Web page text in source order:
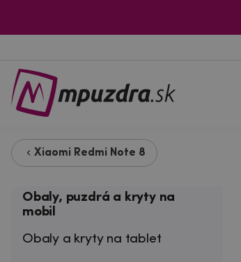
Xiaomi Redmi Note 8
Obaly, puzdrá a kryty na
mobil
Obaly a kryty na tablet